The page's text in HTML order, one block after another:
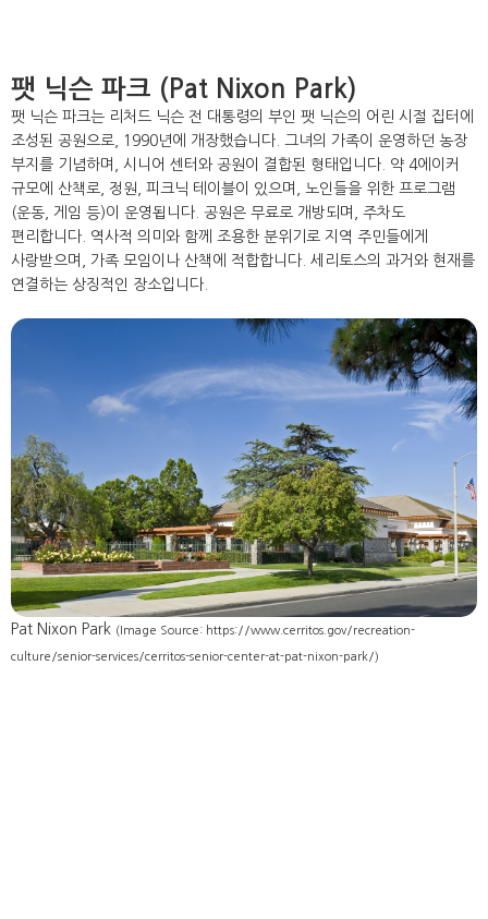
팻 닉슨 파크 (Pat Nixon Park)
팻 닉슨 파크는 리처드 닉슨 전 대통령의 부인 팻 닉슨의 어린 시절 집터에
조성된 공원으로, 1990년에 개장했습니다. 그녀의 가족이 운영하던 농장
부지를 기념하며, 시니어 센터와 공원이 결합된 형태입니다. 약 4에이커
규모에 산책로, 정원, 피크닉 테이블이 있으며, 노인들을 위한 프로그램
(운동, 게임 등)이 운영됩니다. 공원은 무료로 개방되며, 주차도
편리합니다. 역사적 의미와 함께 조용한 분위기로 지역 주민들에게
사랑받으며, 가족 모임이나 산책에 적합합니다. 세리토스의 과거와 현재를
연결하는 상징적인 장소입니다.
Pat Nixon Park (Image Source: https://www.cerritos.gov/recreation-
culture/senior-services/cerritos-senior-center-at-pat-nixon-park/)